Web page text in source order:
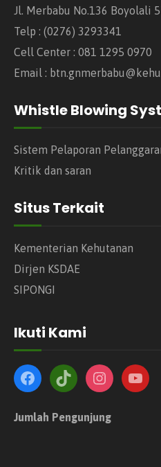
Jl. Merbabu No.136 Boyolali
Telp : (0276) 3293341
Cell Center : 081 1295 0970
Email :
Whistle Blowing
Sistem Pelaporan
Kritik dan saran
Situs Terkait
Kementerian Kehutanan
Dirjen KSDAE
SIPONGI
Ikuti Kami
Jumlah Pengunjung